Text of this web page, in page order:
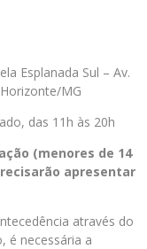
Esplanada Sul – Av.
MG
das 11h às 20h
(menores de 14
apresentar
através do
é necessária a